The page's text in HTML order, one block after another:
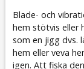
Blade- och
hem stötvis eller
som en jigg dvs.
hem eller veva
igen. Att fiska